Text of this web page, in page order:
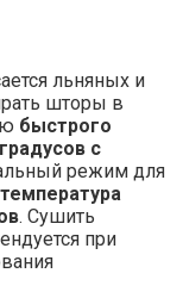
льняных и
шторы в
быстрого
с
режим для
температура
. Сушить
при